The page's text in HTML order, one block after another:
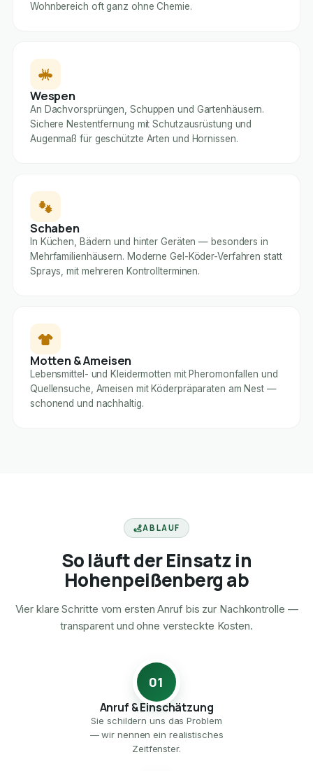
Wohnbereich oft ganz ohne Chemie.
Wespen
An Dachvorsprüngen, Schuppen und Gartenhäusern.
Sichere Nestentfernung mit Schutzausrüstung und
Augenmaß für geschützte Arten und Hornissen.
Schaben
In Küchen, Bädern und hinter Geräten — besonders in
Mehrfamilienhäusern. Moderne Gel-Köder-Verfahren statt
Sprays, mit mehreren Kontrollterminen.
Motten & Ameisen
Lebensmittel- und Kleidermotten mit Pheromonfallen und
Quellensuche, Ameisen mit Köderpräparaten am Nest —
schonend und nachhaltig.
ABLAUF
So läuft der Einsatz in
Hohenpeißenberg ab
Vier klare Schritte vom ersten Anruf bis zur Nachkontrolle —
transparent und ohne versteckte Kosten.
01
Anruf & Einschätzung
Sie schildern uns das Problem
— wir nennen ein realistisches
Zeitfenster.